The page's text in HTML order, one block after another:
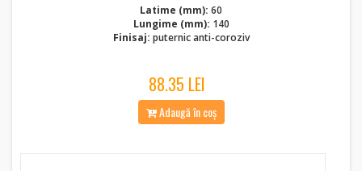
Latime (mm): 60
Lungime (mm): 140
Finisaj: puternic anti-coroziv
88.35 LEI
Adaugă în coș